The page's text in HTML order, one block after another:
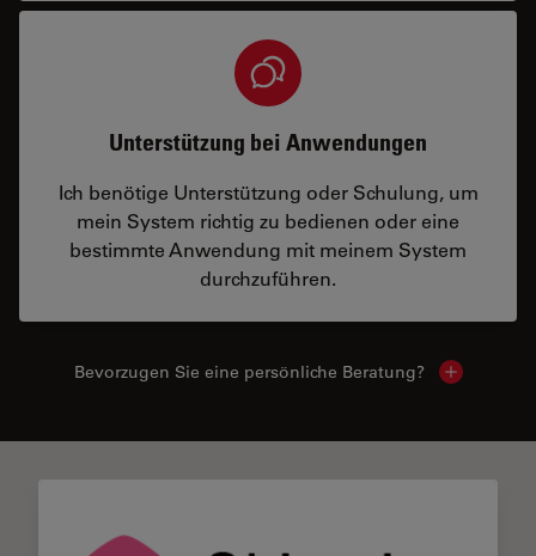
Unterstützung bei Anwendungen
Ich benötige Unterstützung oder Schulung, um
mein System richtig zu bedienen oder eine
bestimmte Anwendung mit meinem System
durchzuführen.
Bevorzugen Sie eine persönliche Beratung? Show